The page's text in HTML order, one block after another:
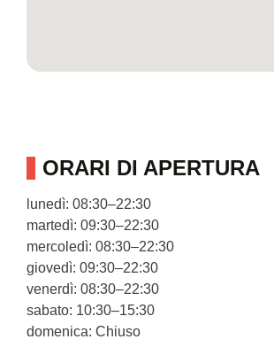
ORARI DI APERTURA
lunedì: 08:30–22:30
martedì: 09:30–22:30
mercoledì: 08:30–22:30
giovedì: 09:30–22:30
venerdì: 08:30–22:30
sabato: 10:30–15:30
domenica: Chiuso